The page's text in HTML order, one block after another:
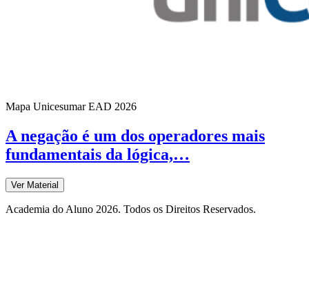
Mapa Unicesumar EAD 2026
A negação é um dos operadores mais
fundamentais da lógica,…
Ver Material
Academia do Aluno 2026. Todos os Direitos Reservados.